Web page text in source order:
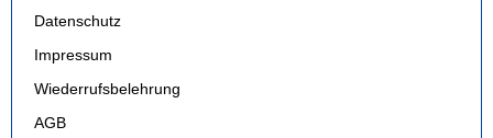
Datenschutz
Impressum
Wiederrufsbelehrung
AGB